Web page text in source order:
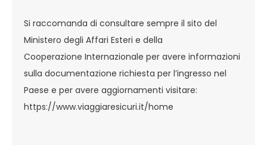
Si raccomanda di consultare sempre il sito del
Ministero degli Affari Esteri e della
Cooperazione Internazionale per avere informazioni
sulla documentazione richiesta per l’ingresso nel
Paese e per avere aggiornamenti visitare:
https://www.viaggiaresicuri.it/home